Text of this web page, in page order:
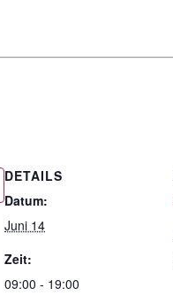
DETAILS
Datum:
Juni 14
Zeit:
09:00 - 19:00